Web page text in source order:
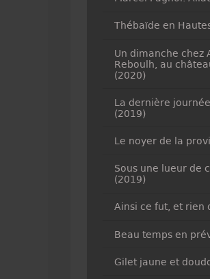
Thébaïde en
Un dimanche chez
Reboulh, au
(2020)
La dernière
(2019)
Le noyer de la
Sous une lueur de
(2019)
Ainsi ce fut, et rien
Beau temps en
Gilet jaune et